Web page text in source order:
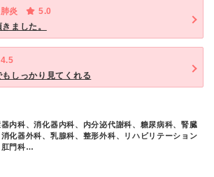
肺炎
5.0
ました。
4.5
しっかり見てくれる
内科、消化器内科、内分泌代謝科、糖尿病科、腎臓
化器外科、乳腺科、整形外科、リハビリテーション
肛門科…